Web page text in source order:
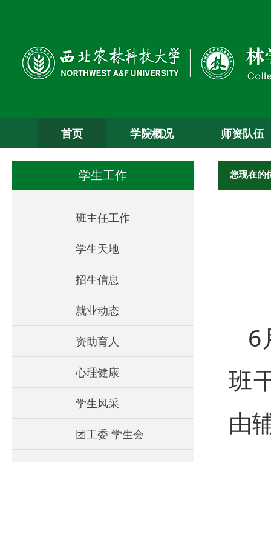
首页 学院概况 师资队伍
学生工作
班主任工作
学生天地
招生信息
就业动态
资助育人
心理健康
学生风采
团工委 学生会
您现在的
6
班
由